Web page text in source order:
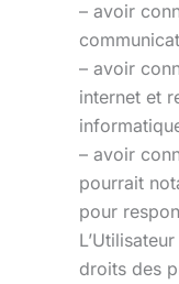
– avoir
– avoir
internet et
– avoir
pourrait
pour
droits des